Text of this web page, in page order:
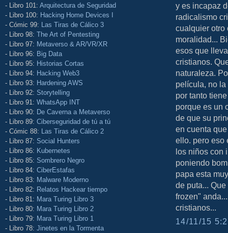
- Libro 101: Arquitectura de Seguridad
- Libro 100: Hacking Home Devices I
- Cómic 99: Las Tiras de Cálico 3
- Libro 98: The Art of Pentesting
- Libro 97: Metaverso & AR/VR/XR
- Libro 96: Big Data
- Libro 95: Historias Cortas
- Libro 94: Hacking Web3
- Libro 93: Hardening AWS
- Libro 92: Storytelling
- Libro 91: WhatsApp INT
- Libro 90: De Caverna a Metaverso
- Libro 89: Ciberseguridad de tú a tú
- Cómic 88: Las Tiras de Cálico 2
- Libro 87: Social Hunters
- Libro 86: Kubernetes
- Libro 85: Sombrero Negro
- Libro 84: CiberEstafas
- Libro 83: Malware Moderno
- Libro 82: Relatos Hackear tiempo
- Libro 81: Mara Turing Libro 3
- Libro 80: Mara Turing Libro 2
- Libro 79: Mara Turing Libro 1
- Libro 78: Jinetes en la Tormenta
y es incapaz
radicalismo
cualquier otro
moralidad...
esos que
cristianos.
naturaleza.
película, no
por tanto
porque es un
de que su
en cuenta
ello. pero eso
los niños con
poniendo
papa esta
de puta...
frozen"
cristianos...
14/11/15